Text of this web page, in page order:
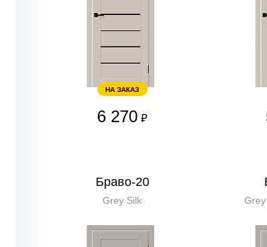
НА ЗАКАЗ
6 270 ₽
Браво-20
Grey Silk